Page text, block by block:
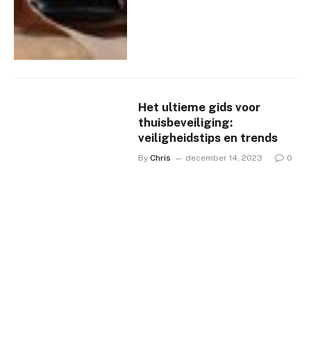
Het ultieme gids voor
thuisbeveiliging:
veiligheidstips en trends
By Chris december 14, 2023 0